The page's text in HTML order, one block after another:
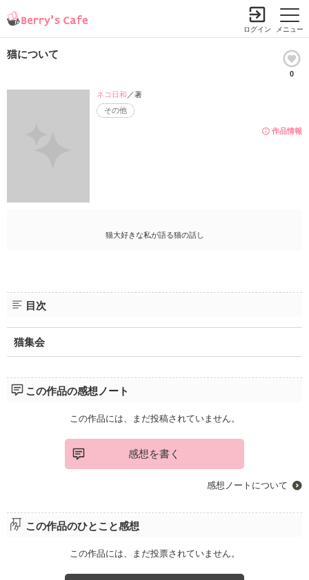
メニュー
ログイン
猫について
0
作品情報
その他
ネコ日和 ／著
猫大好きな私が語る猫の話し
目次
猫集会
この作品の感想ノート
この作品には、まだ投稿されていません。
感想を書く
感想ノートについて
この作品のひとこと感想
この作品には、まだ投票されていません。